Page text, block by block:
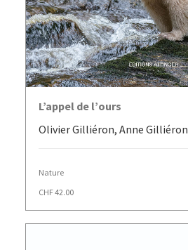
L’appel de l’ours
Olivier Gilliéron, Anne Gilliéron
Nature
CHF42.00